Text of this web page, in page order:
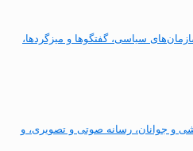
سیاسی، گفتگوها و میزگردها،
و جوانان، رسانه صوتی و تصویری، و